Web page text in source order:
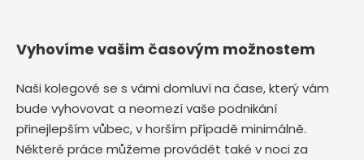
Vyhovíme vašim časovým možnostem
Naši kolegové se s vámi domluví na čase, který vám
bude vyhovovat a neomezí vaše podnikání
přinejlepším vůbec, v horším případě minimálně.
Některé práce můžeme provádět také v noci za